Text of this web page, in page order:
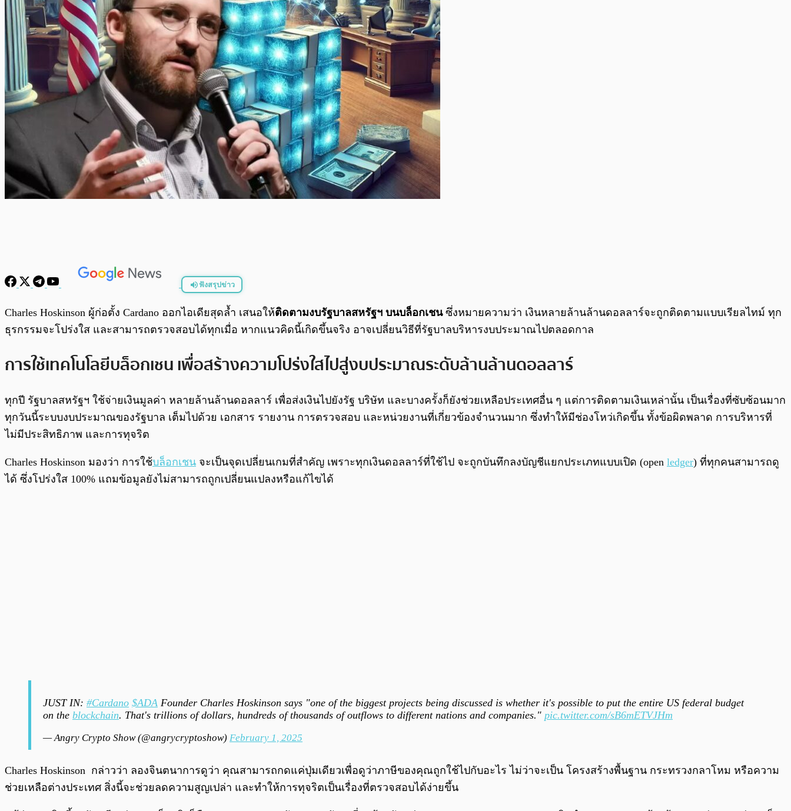
ฟังสรุปข่าว
พร้อมเล่น /0:00
Charles Hoskinson ผู้ก่อตั้ง Cardano ออกไอเดียสุดล้ำ เสนอให้ติดตามงบรัฐบาลสหรัฐฯ บนบล็อกเชน ซึ่งหมายความว่า เงินหลายล้านล้านดอลลาร์จะถูกติดตามแบบเรียลไทม์ ทุก
ธุรกรรมจะโปร่งใส และสามารถตรวจสอบได้ทุกเมื่อ หากแนวคิดนี้เกิดขึ้นจริง อาจเปลี่ยนวิธีที่รัฐบาลบริหารงบประมาณไปตลอดกาล
การใช้เทคโนโลยีบล็อกเชน เพื่อสร้างความโปร่งใสไปสู่งบประมาณระดับล้านล้านดอลลาร์
ทุกปี รัฐบาลสหรัฐฯ ใช้จ่ายเงินมูลค่า หลายล้านล้านดอลลาร์ เพื่อส่งเงินไปยังรัฐ บริษัท และบางครั้งก็ยังช่วยเหลือประเทศอื่น ๆ แต่การติดตามเงินเหล่านั้น เป็นเรื่องที่ซับซ้อนมาก
ทุกวันนี้ระบบงบประมาณของรัฐบาล เต็มไปด้วย เอกสาร รายงาน การตรวจสอบ และหน่วยงานที่เกี่ยวข้องจำนวนมาก ซึ่งทำให้มีช่องโหว่เกิดขึ้น ทั้งข้อผิดพลาด การบริหารที่
ไม่มีประสิทธิภาพ และการทุจริต
Charles Hoskinson มองว่า การใช้บล็อกเชน จะเป็นจุดเปลี่ยนเกมที่สำคัญ เพราะทุกเงินดอลลาร์ที่ใช้ไป จะถูกบันทึกลงบัญชีแยกประเภทแบบเปิด (open ledger) ที่ทุกคนสามารถดู
ได้ ซึ่งโปร่งใส 100% แถมข้อมูลยังไม่สามารถถูกเปลี่ยนแปลงหรือแก้ไขได้
JUST IN: #Cardano $ADA Founder Charles Hoskinson says "one of the biggest projects being discussed is whether it's possible to put the entire US federal budget
on the blockchain. That's trillions of dollars, hundreds of thousands of outflows to different nations and companies." pic.twitter.com/sB6mETVJHm
— Angry Crypto Show (@angrycryptoshow) February 1, 2025
Charles Hoskinson กล่าวว่า ลองจินตนาการดูว่า คุณสามารถกดแค่ปุ่มเดียวเพื่อดูว่าภาษีของคุณถูกใช้ไปกับอะไร ไม่ว่าจะเป็น โครงสร้างพื้นฐาน กระทรวงกลาโหม หรือความ
ช่วยเหลือต่างประเทศ สิ่งนี้จะช่วยลดความสูญเปล่า และทำให้การทุจริตเป็นเรื่องที่ตรวจสอบได้ง่ายขึ้น